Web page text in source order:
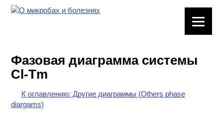
ХИМИЧЕСКАЯ
ПОСУДА
ВРЕДНЫЕ
ФАКТОРЫ
Фазовая диаграмма системы
Cl-Tm
К оглавлению: Другие диаграммы (Others phase
diargams)